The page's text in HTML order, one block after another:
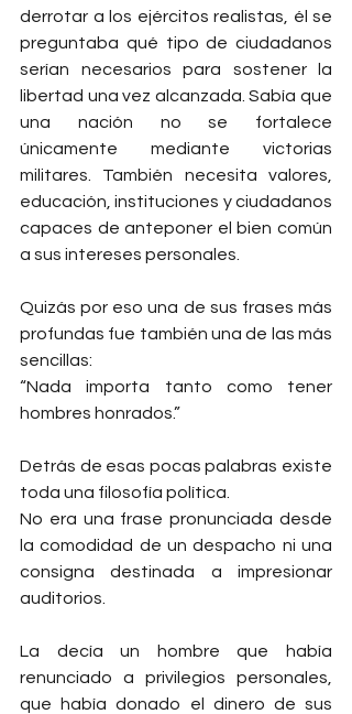
derrotar a los ejércitos realistas, él se
preguntaba qué tipo de ciudadanos
serían necesarios para sostener la
libertad una vez alcanzada. Sabía que
una nación no se fortalece
únicamente mediante victorias
militares. También necesita valores,
educación, instituciones y ciudadanos
capaces de anteponer el bien común
a sus intereses personales.
Quizás por eso una de sus frases más
profundas fue también una de las más
sencillas:
“Nada importa tanto como tener
hombres honrados.”
Detrás de esas pocas palabras existe
toda una filosofía política.
No era una frase pronunciada desde
la comodidad de un despacho ni una
consigna destinada a impresionar
auditorios.
La decía un hombre que había
renunciado a privilegios personales,
que había donado el dinero de sus